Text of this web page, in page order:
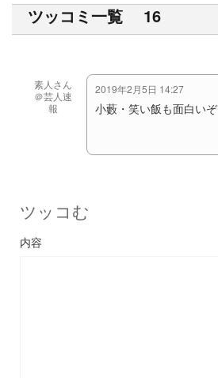
ツッコミ一覧 16
素人さん
＠芸人速
報
2019年2月5日 14:27
小藪・笑い飯も面白いぞ
ツッコむ